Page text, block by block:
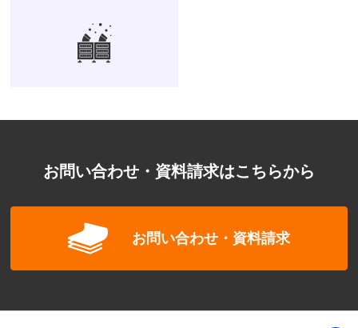
お問い合わせ・資料請求はこちらから
お問い合わせ・資料請求